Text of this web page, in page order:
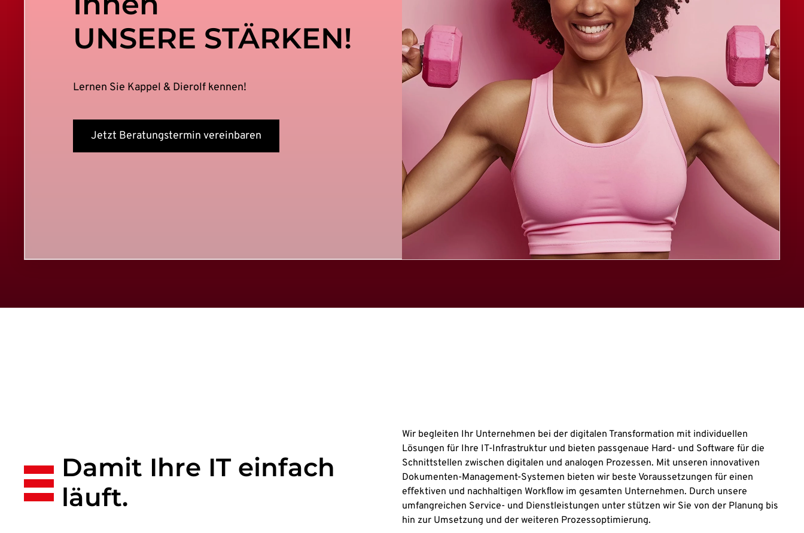
UNSERE STÄRKEN!
Lernen Sie Kappel & Dierolf kennen!
Jetzt Beratungstermin vereinbaren
Damit Ihre IT einfach
läuft.
Wir begleiten Ihr Unternehmen bei der digitalen Transformation mit individuellen
Lösungen für Ihre IT-Infrastruktur und bieten passgenaue Hard- und Software für die
Schnittstellen zwischen digitalen und analogen Prozessen. Mit unseren innovativen
Dokumenten-Management-Systemen bieten wir beste Voraussetzungen für einen
eﬀektiven und nachhaltigen Workﬂow im gesamten Unternehmen. Durch unsere
umfangreichen Service- und Dienstleistungen unter stützen wir Sie von der Planung bis
hin zur Umsetzung und der weiteren Prozessoptimierung.